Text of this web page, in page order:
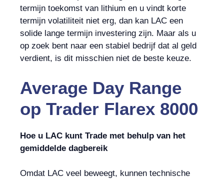
termijn toekomst van lithium en u vindt korte
termijn volatiliteit niet erg, dan kan LAC een
solide lange termijn investering zijn. Maar als u
op zoek bent naar een stabiel bedrijf dat al geld
verdient, is dit misschien niet de beste keuze.
Average Day Range
op Trader Flarex 8000
Hoe u LAC kunt Trade met behulp van het
gemiddelde dagbereik
Omdat LAC veel beweegt, kunnen technische